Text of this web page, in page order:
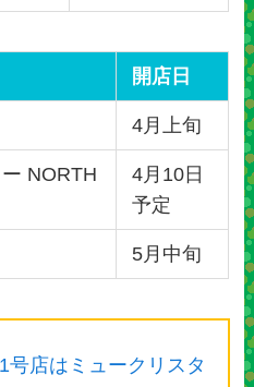
開店日
4月上旬
NORTH
4月10日
予定
5月中旬
号店はミュークリスタ